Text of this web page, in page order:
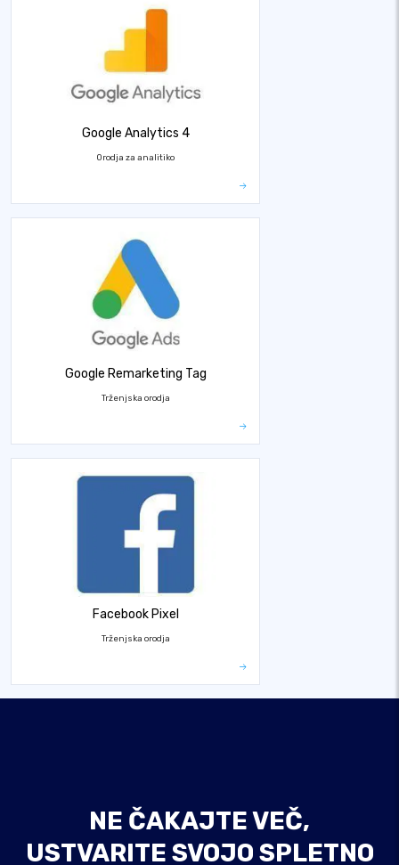
Google Analytics 4
Orodja za analitiko
Google Remarketing Tag
Trženjska orodja
Facebook Pixel
Trženjska orodja
NE ČAKAJTE VEČ,
USTVARITE SVOJO SPLETNO